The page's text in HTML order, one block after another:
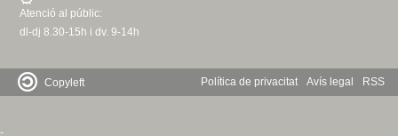
Atenció al públic:
dl-dj 8.30-15h i dv. 9-14h
Política de privacitat Avís legal RSS
Copyleft
-